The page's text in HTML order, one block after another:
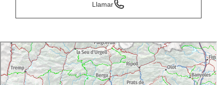
Llamar